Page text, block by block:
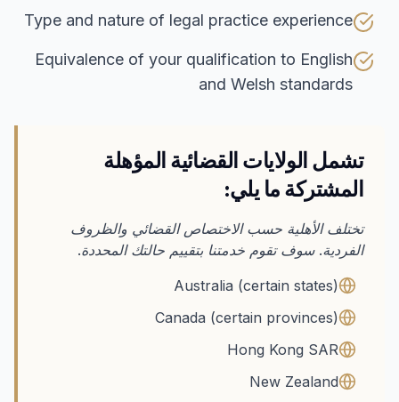
Type and nature of legal practice experience
Equivalence of your qualification to English
and Welsh standards
تشمل الولايات القضائية المؤهلة
المشتركة ما يلي:
تختلف الأهلية حسب الاختصاص القضائي والظروف
الفردية. سوف تقوم خدمتنا بتقييم حالتك المحددة.
Australia (certain states)
Canada (certain provinces)
Hong Kong SAR
New Zealand